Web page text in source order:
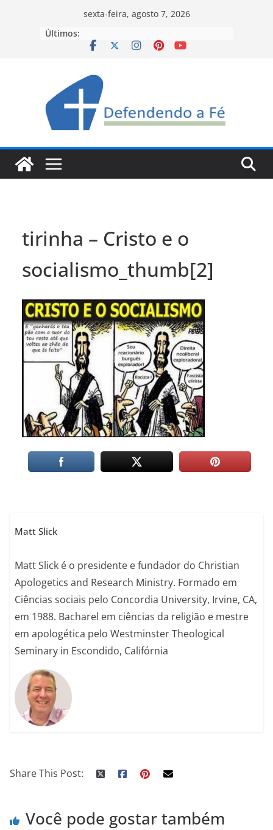
sexta-feira, agosto 7, 2026
Últimos:
tirinha – Cristo e o
socialismo_thumb[2]
Matt Slick
Matt Slick é o presidente e fundador do Christian
Apologetics and Research Ministry. Formado em
Ciências sociais pelo Concordia University, Irvine, CA,
em 1988. Bacharel em ciências da religião e mestre
em apologética pelo Westminster Theological
Seminary in Escondido, Califórnia
Share This Post:
Você pode gostar também